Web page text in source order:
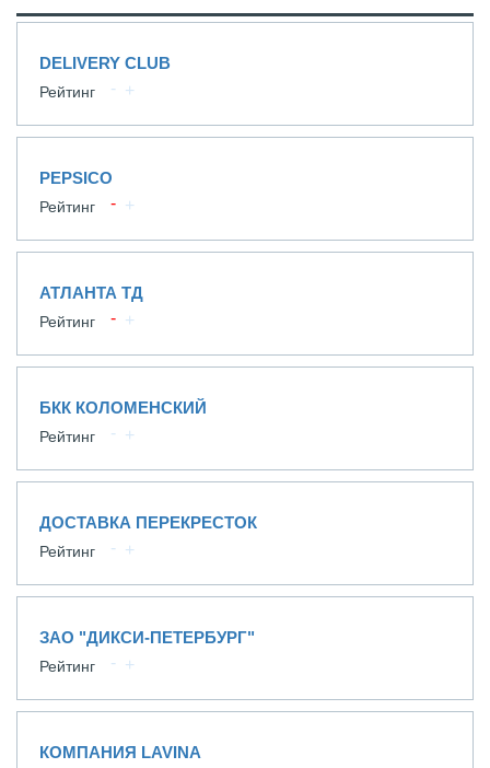
DELIVERY CLUB
Рейтинг
PEPSICO
Рейтинг
АТЛАНТА ТД
Рейтинг
БКК КОЛОМЕНСКИЙ
Рейтинг
ДОСТАВКА ПЕРЕКРЕСТОК
Рейтинг
ЗАО "ДИКСИ-ПЕТЕРБУРГ"
Рейтинг
КОМПАНИЯ LAVINA